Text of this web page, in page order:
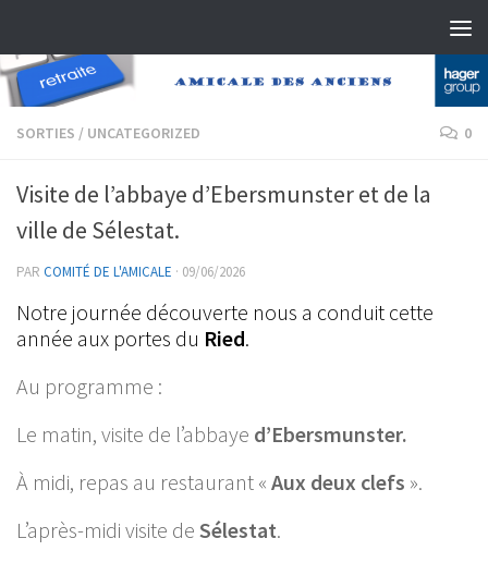
SORTIES / UNCATEGORIZED 0
Visite de l’abbaye d’Ebersmunster et de la
ville de Sélestat.
PAR COMITÉ DE L'AMICALE · 09/06/2026
Notre journée découverte nous a conduit cette
année aux portes du Ried.
Au programme :
Le matin, visite de l’abbaye d’Ebersmunster.
À midi, repas au restaurant « Aux deux clefs ».
L’après-midi visite de Sélestat.